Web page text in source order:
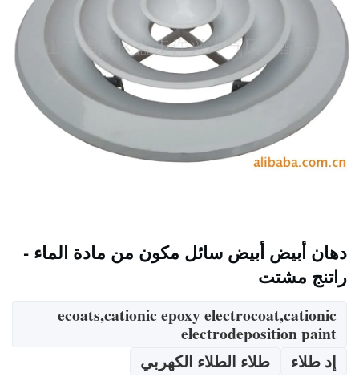
دهان أبيض أبيض سائل مكون من مادة الماء -
راتنج مشتت
ecoats,cationic epoxy electrocoat,cationic
electrodeposition paint
إد طلاء
طلاء الطلاء الكهربي